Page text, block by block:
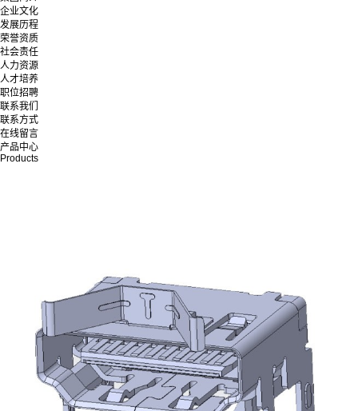
企业文化
发展历程
荣誉资质
社会责任
人力资源
人才培养
职位招聘
联系我们
联系方式
在线留言
产品中心
Products